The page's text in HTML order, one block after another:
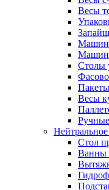
Весы
Столы
Весы
Cтол
Ванны